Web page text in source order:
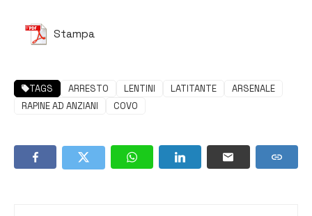
Stampa
TAGS ARRESTO LENTINI LATITANTE
ARSENALE
RAPINE AD ANZIANI
COVO